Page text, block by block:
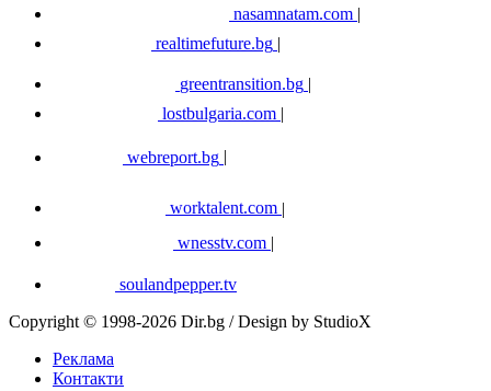
nasamnatam.com |
realtimefuture.bg |
greentransition.bg |
lostbulgaria.com |
webreport.bg
worktalent.com |
wnesstv.com |
soulandpepper.tv
Copyright © 1998-2026 Dir.bg / Design by StudioX
Реклама
Контакти